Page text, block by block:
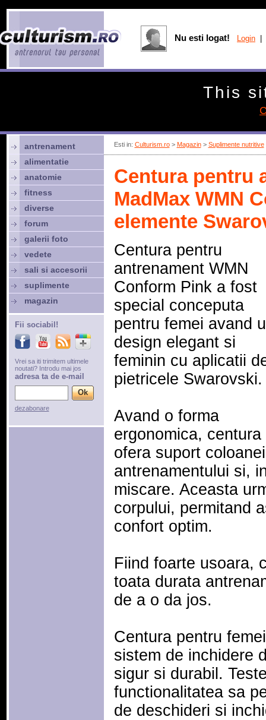
Esti in: Culturism.ro> Magazin> Suplimente nutritive
Centura pentru
MadMax WMN
elemente
Centura pentru
antrenament WMN
Conform Pink a fost
special conceputa
pentru femei avand
design elegant si
feminin cu aplicatii
pietricele Swarovski.
Avand o forma
ergonomica, centura
ofera suport
antrenamentului si,
miscare. Aceasta
corpului, permitand
confort optim.
Fiind foarte usoara,
toata durata
de a o da jos.
Centura pentru
sistem de inchidere
sigur si durabil.
functionalitatea sa
de deschideri si
antrenament
alimentatie
anatomie
fitness
diverse
forum
galerii foto
vedete
sali si accesorii
suplimente
magazin
Fii sociabil!
Vrei sa iti trimitem ultimele
noutati? Introdu mai jos
adresa ta de e-mail
dezabonare
Nu esti logat! Login
This